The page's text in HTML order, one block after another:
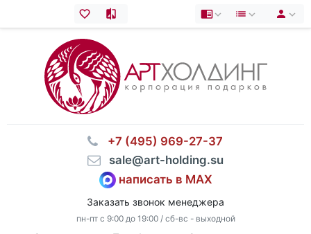
⠀+7 (495) 969-27-37
⠀sale@art-holding.su
написать в MAX
Заказать звонок менеджера
пн-пт с 9:00 до 19:00 / сб-вс - выходной